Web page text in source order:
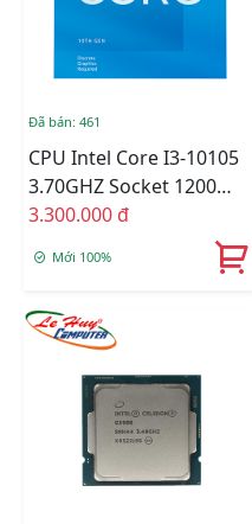
Đã bán: 461
CPU Intel Core I3-10105
3.70GHZ Socket 1200
Tray
3.300.000 đ
Mới 100%